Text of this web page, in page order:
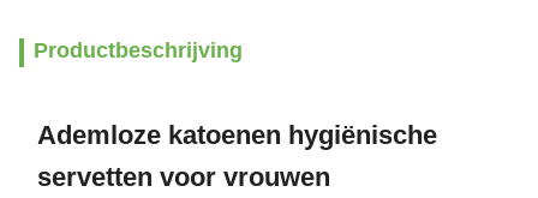
Productbeschrijving
Ademloze katoenen hygiënische
servetten voor vrouwen